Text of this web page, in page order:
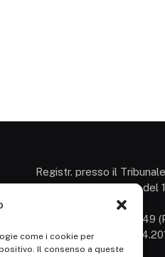
come i cookie per
Il consenso a queste
Registr. presso il
Campobasso: 3/2013 del
Roc: iscrizione n° 25549
1138/com/15 del
P.Iva: 01707150700